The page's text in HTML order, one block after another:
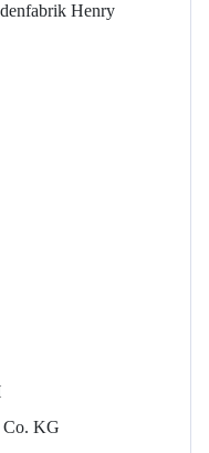
Henry
KG